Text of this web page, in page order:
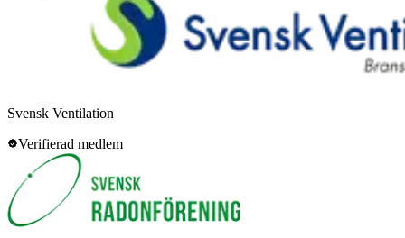
Svensk Ventilation
Verifierad medlem